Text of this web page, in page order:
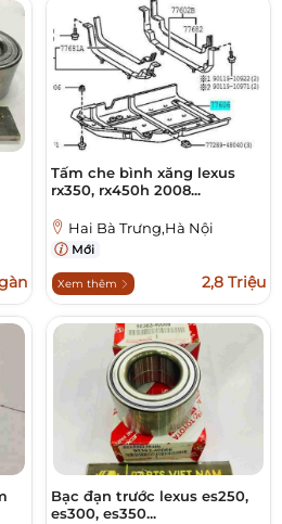
Tấm che bình xăng lexus
rx350, rx450h 2008...
Hai Bà Trưng,Hà Nội
Mới
Xem thêm 2,8 Triệu
Bạc đạn trước lexus es250,
es300, es350...